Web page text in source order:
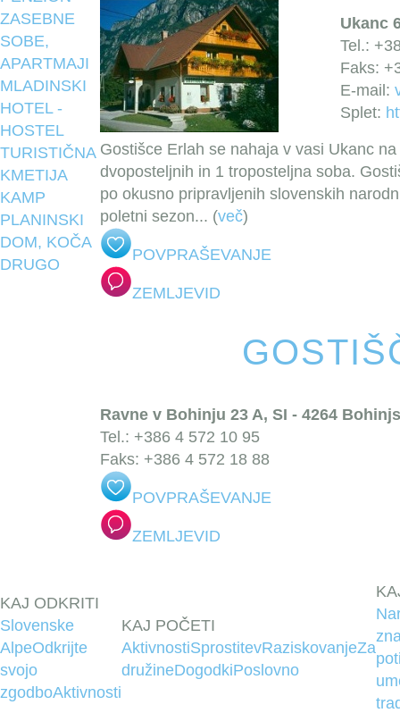
ZASEBNE
SOBE,
APARTMAJI
MLADINSKI
HOTEL -
HOSTEL
TURISTIČNA
KMETIJA
KAMP
PLANINSKI
DOM, KOČA
DRUGO
Ukanc
Tel.:
Faks:
E-mail:
Splet:
Gostišce Erlah se nahaja v vasi Ukanc
dvoposteljnih in 1 troposteljna soba.
po okusno pripravljenih slovenskih
poletni sezon... (več)
POVPRAŠEVANJE
ZEMLJEVID
Ravne v Bohinju 23 A, SI - 4264
Tel.: +386 4 572 10 95
Faks: +386 4 572 18 88
POVPRAŠEVANJE
ZEMLJEVID
KAJ ODKRITI
Slovenske
AlpeOdkrijte
svojo
zgodboAktivnosti
KAJ POČETI
AktivnostiSprostitevRaziskovanjeZa
družineDogodkiPoslovno